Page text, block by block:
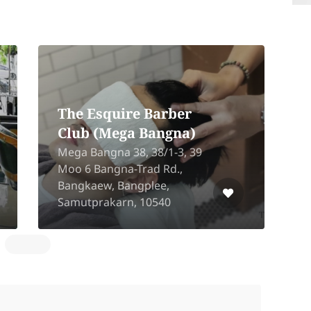
The Esquire Barber
Club (Mega Bangna)
Mega Bangna 38, 38/1-3, 39
Moo 6 Bangna-Trad Rd.,
Bangkaew, Bangplee,
Samutprakarn, 10540